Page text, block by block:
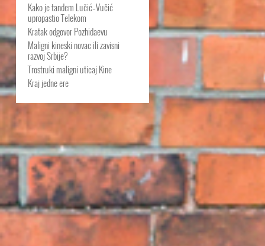
Kako je tandem Lučić–Vučić
upropastio Telekom
Kratak odgovor Pozhidaevu
Maligni kineski novac ili zavisni
razvoj Srbije?
Trostruki maligni uticaj Kine
Kraj jedne ere